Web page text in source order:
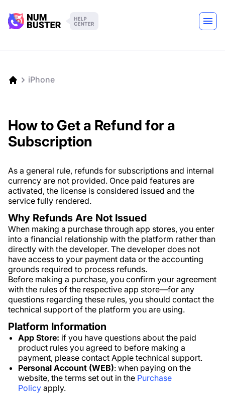
iPhone
How to Get a Refund for a
Subscription
As a general rule, refunds for subscriptions and internal
currency are not provided. Once paid features are
activated, the license is considered issued and the
service fully rendered.
Why Refunds Are Not Issued
When making a purchase through app stores, you enter
into a financial relationship with the platform rather than
directly with the developer. The developer does not
have access to your payment data or the accounting
grounds required to process refunds.
Before making a purchase, you confirm your agreement
with the rules of the respective app store—for any
questions regarding these rules, you should contact the
technical support of the platform you are using.
Platform Information
App Store: if you have questions about the paid
product rules you agreed to before making a
payment, please contact Apple technical support.
Personal Account (WEB): when paying on the
website, the terms set out in the Purchase
Policy apply.